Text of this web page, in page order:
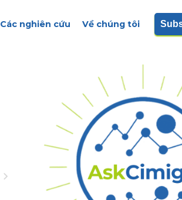
Các nghiên cứu Về chúng tôi
Từ câu hỏi
trong vài giây
Trải nghiệm
liệu tích hợp AI,
dùng Việt